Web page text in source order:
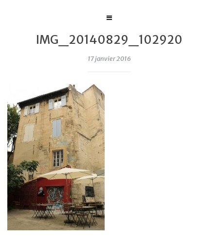
IMG_20140829_102920
17 janvier 2016